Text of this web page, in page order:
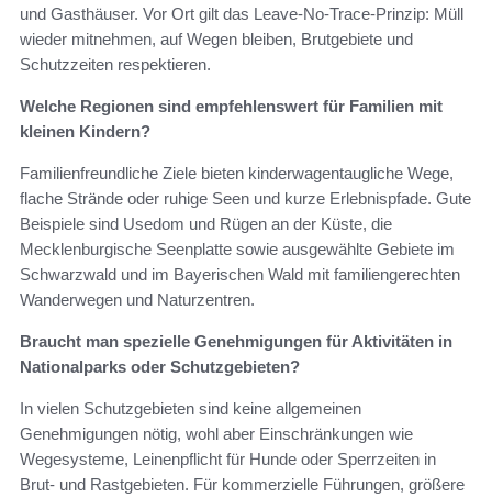
und Gasthäuser. Vor Ort gilt das Leave‑No‑Trace‑Prinzip: Müll
wieder mitnehmen, auf Wegen bleiben, Brutgebiete und
Schutzzeiten respektieren.
Welche Regionen sind empfehlenswert für Familien mit
kleinen Kindern?
Familienfreundliche Ziele bieten kinderwagentaugliche Wege,
flache Strände oder ruhige Seen und kurze Erlebnispfade. Gute
Beispiele sind Usedom und Rügen an der Küste, die
Mecklenburgische Seenplatte sowie ausgewählte Gebiete im
Schwarzwald und im Bayerischen Wald mit familiengerechten
Wanderwegen und Naturzentren.
Braucht man spezielle Genehmigungen für Aktivitäten in
Nationalparks oder Schutzgebieten?
In vielen Schutzgebieten sind keine allgemeinen
Genehmigungen nötig, wohl aber Einschränkungen wie
Wegesysteme, Leinenpflicht für Hunde oder Sperrzeiten in
Brut- und Rastgebieten. Für kommerzielle Führungen, größere